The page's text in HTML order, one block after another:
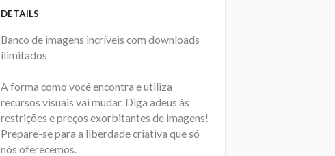
DETAILS
Banco de imagens incríveis com downloads
ilimitados
A forma como você encontra e utiliza
recursos visuais vai mudar. Diga adeus às
restrições e preços exorbitantes de imagens!
Prepare-se para a liberdade criativa que só
nós oferecemos.